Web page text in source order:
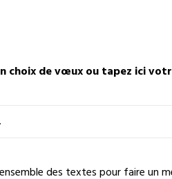
choix de vœux ou tapez ici
des textes pour faire un